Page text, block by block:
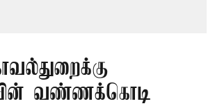
வண்ணக்கொடி